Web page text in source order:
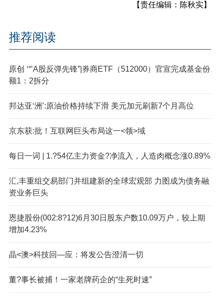
【责任编辑：陈秋实】
推荐阅读
原创 ‘“’A股反弹先锋”|券商ETF（512000）官宣完成基金份
额1：2拆分
邦达亚‘洲’:原油价格持续下滑 美元加元刷新7个月高位
京东获:批！互联网巨头布局这一<领>域
每日一词 | 1.?54亿主力资金?净流入，人造肉概念涨0.89%
汇,丰重组交易部门并组建新的全球宏观部 力图成为债务融
资业务巨头
恩捷股份(002:8?12)6月30日股东户数10.09万户，较上期
增加4.23%
晶<澳>科技回—应：将发公告澄清一切
董?事长被捕！一家老牌药企的“生死时速”